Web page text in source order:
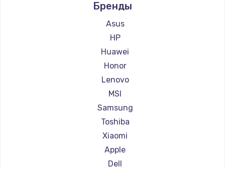
Ремонт ноутбуков Aquarius
Ремонт ноутбуков Gigabyte
Ремонт ноутбуков Aorus
Ремонт ноутбуков Maibenben
Ремонт ноутбуков Getac
Ремонт ноутбуков Epson
Ремонт ноутбуков Philips
Ремонт ноутбуков LG
Ремонт ноутбуков Panasonic
Ремонт ноутбуков Irbis
Ремонт ноутбуков Thunderobot
Ремонт ноутбуков Hasee
Бренды
Asus
HP
Huawei
Honor
Lenovo
MSI
Samsung
Toshiba
Xiaomi
Apple
Dell